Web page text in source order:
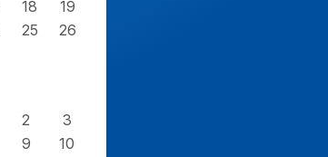
18
19
25
26
2
3
9
10